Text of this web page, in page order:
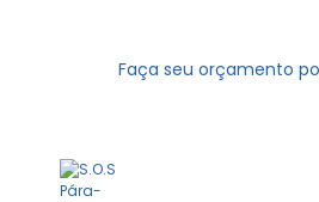
Faça seu orçamento